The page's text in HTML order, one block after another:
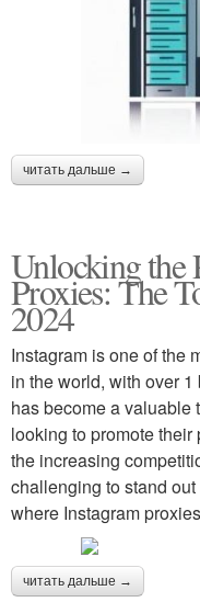
читать дальше →
Unlocking the
Proxies: The
2024
Instagram is one of the
in the world, with over
has become a
looking to promote
the increasing
challenging to stand
where Instagram
читать дальше →